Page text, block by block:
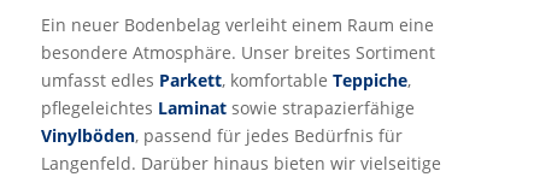
Ein neuer Bodenbelag verleiht einem Raum eine
besondere Atmosphäre. Unser breites Sortiment
umfasst edles Parkett, komfortable Teppiche,
pflegeleichtes Laminatsowie strapazierfähige
Vinylböden, passend für jedes Bedürfnis für
Langenfeld. Darüber hinaus bieten wir vielseitige